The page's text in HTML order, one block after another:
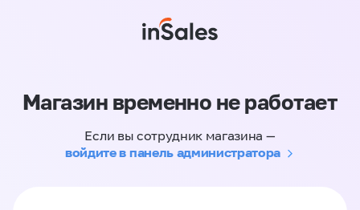
Магазин временно не работает
Если вы сотрудник магазина —
войдите в панель администратора